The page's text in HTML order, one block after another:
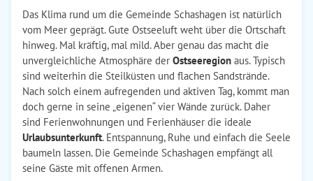
Das Klima rund um die Gemeinde Schashagen ist natürlich
vom Meer geprägt. Gute Ostseeluft weht über die Ortschaft
hinweg. Mal kräftig, mal mild. Aber genau das macht die
unvergleichliche Atmosphäre der Ostseeregion aus. Typisch
sind weiterhin die Steilküsten und flachen Sandstrände.
Nach solch einem aufregenden und aktiven Tag, kommt man
doch gerne in seine „eigenen“ vier Wände zurück. Daher
sind Ferienwohnungen und Ferienhäuser die ideale
Urlaubsunterkunft. Entspannung, Ruhe und einfach die Seele
baumeln lassen. Die Gemeinde Schashagen empfängt all
seine Gäste mit offenen Armen.